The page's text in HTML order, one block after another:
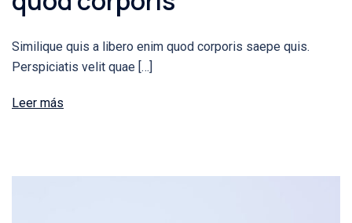
Similique quis a libero enim quod corporis saepe quis.
Perspiciatis velit quae […]
Leer más